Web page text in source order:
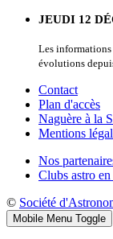
JEUDI 12
Les informations
évolutions
Contact
Plan d'accès
Naguère à la
Mentions
Nos
Clubs astro
© Société
Mobile Menu Toggle